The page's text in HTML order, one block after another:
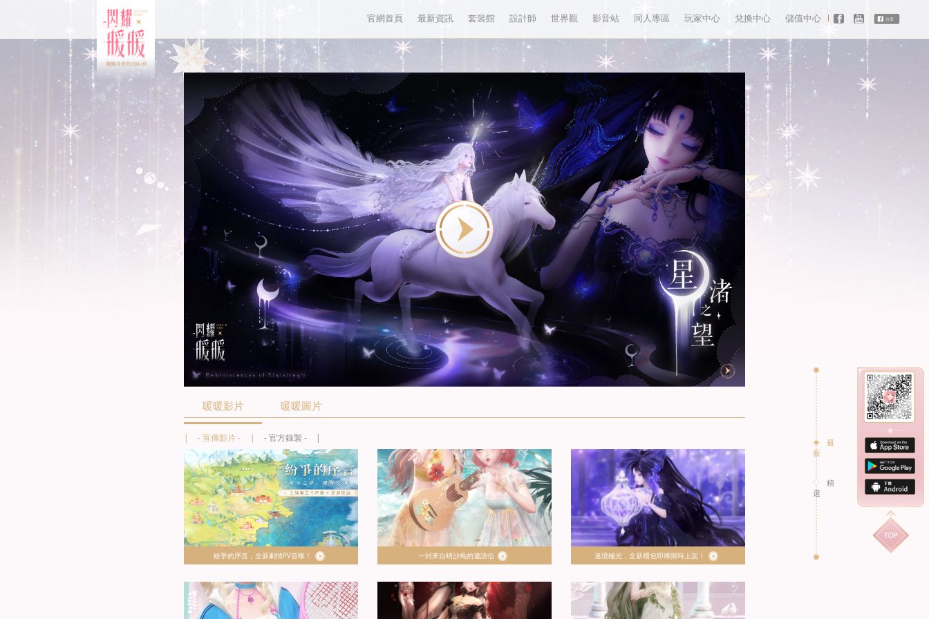
官網首頁 最新資訊 套裝館 設計師 世界觀 影音站 同人專區 玩家中心 兌換中心 儲值中心 分享
最
新
精
選
暖暖影片 暖暖圖片
- 宣傳影片 - - 官方錄製 -
紛爭的序言，全新劇情PV首曝！ 一封來自晴沙島的邀請信 迷境極光，全新禮包即將限時上架！